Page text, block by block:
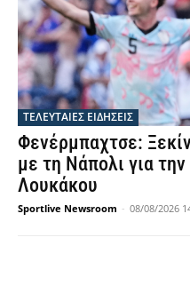
ΤΕΛΕΥΤΑΙΕΣ ΕΙΔΗΣΕΙΣ
Φενέρμπαχτσε:
με τη Νάπολι για
Λουκάκου
Sportlive Newsroom - 08/08/2026